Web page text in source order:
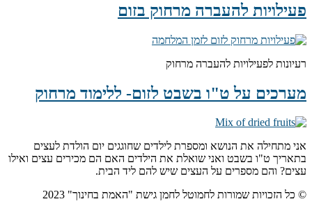
פעילויות להעברה מרחוק בזום
רעיונות לפעילויות להעברה מרחוק
מערכים על ט"ו בשבט לזום- ללימוד מרחוק
אני מתחילה את הנושא ומספרת לילדים שחוגגים יום הולדת לעצים
בתאריך ט"ו בשבט ואני שואלת את הילדים האם הם מכירים עצים ואילו
עצים? והם מספרים על העצים שיש להם ליד הבית.
© כל הזכויות שמורות לחמוטל לחמן גישת "האמת בחינוך" 2023